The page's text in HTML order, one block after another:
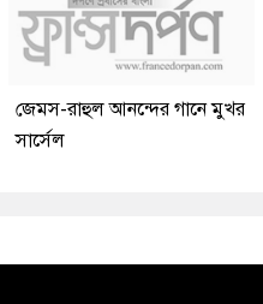
জেমস-রাহুল আনন্দের গানে মুখর
সার্সেল